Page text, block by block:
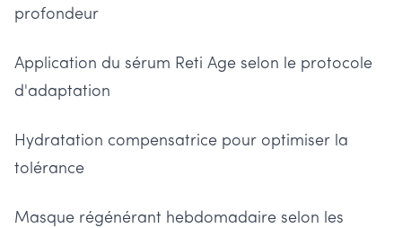
profondeur
Application du sérum Reti Age selon le protocole
d'adaptation
Hydratation compensatrice pour optimiser la
tolérance
Masque régénérant hebdomadaire selon les